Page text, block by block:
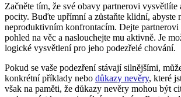
Začněte tím, že své obavy partnerovi vysvětlíte
pocity. Buďte upřímní a zůstaňte klidní, abyste
neproduktivním konfrontacím. Dejte
pohled na věc a naslouchejte mu aktivně. Je
logické vysvětlení pro jeho podezřelé chování.
Pokud se vaše podezření stávají silnějšími,
konkrétní příklady nebo důkazy nevěry, které
však na paměti, že důkazy nevěry mohou být